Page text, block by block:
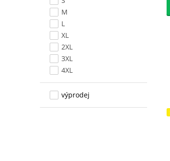
M
L
XL
2XL
3XL
4XL
výprodej